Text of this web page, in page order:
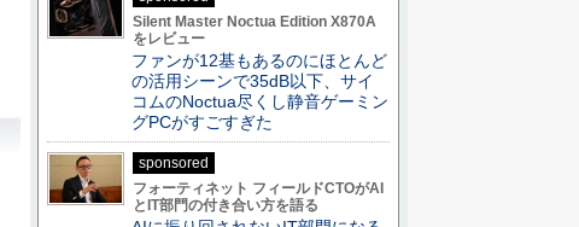
Silent Master Noctua Edition X870A
をレビュー
ファンが12基もあるのにほとんど
の活用シーンで35dB以下、サイ
コムのNoctua尽くし静音ゲーミン
グPCがすごすぎた
sponsored
フォーティネット フィールドCTOがAI
とIT部門の付き合い方を語る